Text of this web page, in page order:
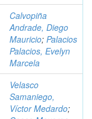
Calvopiña
Andrade, Diego
Mauricio; Palacios
Palacios, Evelyn
Marcela
Velasco
Samaniego,
Víctor Medardo;